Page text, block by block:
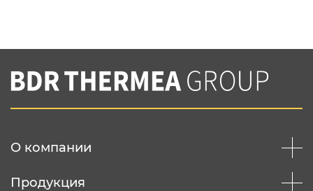
Вы соглашаетесь с нашей политикой
конфеденциальности
О компании
Продукция